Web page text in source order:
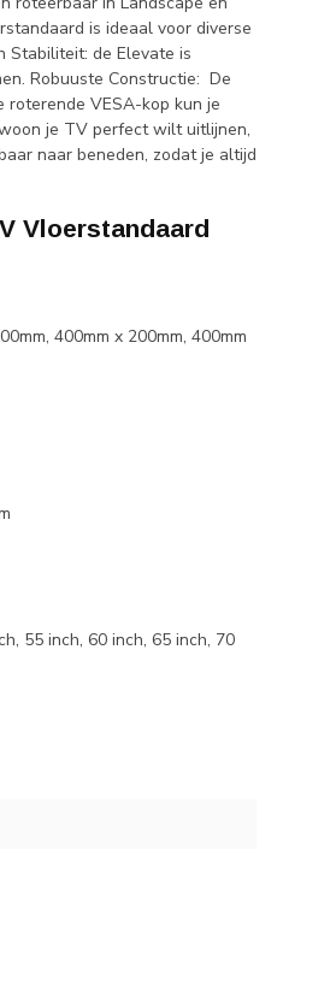
is ideaal voor diverse
Stabiliteit: de Elevate is
Robuuste Constructie: De
roterende VESA-kop kun je
je TV perfect wilt uitlijnen,
naar beneden, zodat je altijd
Vloerstandaard
400mm x 200mm, 400mm
55 inch, 60 inch, 65 inch, 70